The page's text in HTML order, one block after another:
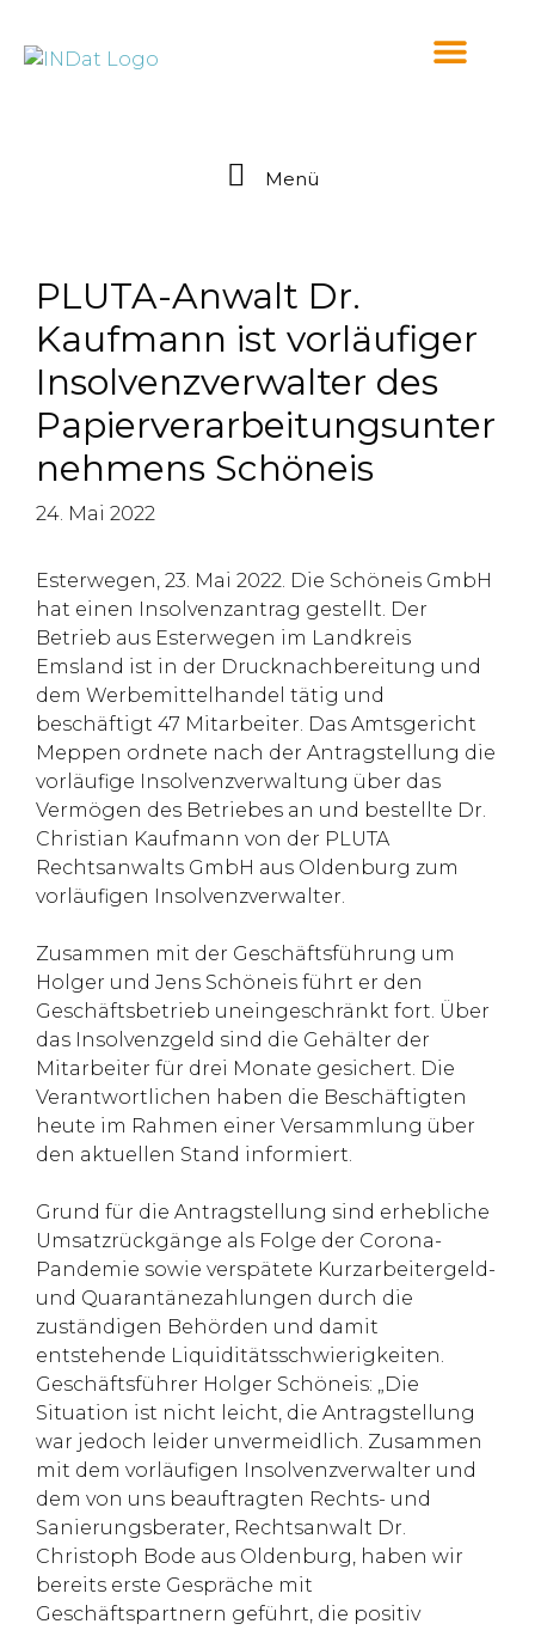
Menü
PLUTA-Anwalt Dr.
Kaufmann ist vorläufiger
Insolvenzverwalter des
Papierverarbeitungsunter
nehmens Schöneis
24. Mai 2022
Esterwegen, 23. Mai 2022. Die Schöneis GmbH
hat einen Insolvenzantrag gestellt. Der
Betrieb aus Esterwegen im Landkreis
Emsland ist in der Drucknachbereitung und
dem Werbemittelhandel tätig und
beschäftigt 47 Mitarbeiter. Das Amtsgericht
Meppen ordnete nach der Antragstellung die
vorläufige Insolvenzverwaltung über das
Vermögen des Betriebes an und bestellte Dr.
Christian Kaufmann von der PLUTA
Rechtsanwalts GmbH aus Oldenburg zum
vorläufigen Insolvenzverwalter.
Zusammen mit der Geschäftsführung um
Holger und Jens Schöneis führt er den
Geschäftsbetrieb uneingeschränkt fort. Über
das Insolvenzgeld sind die Gehälter der
Mitarbeiter für drei Monate gesichert. Die
Verantwortlichen haben die Beschäftigten
heute im Rahmen einer Versammlung über
den aktuellen Stand informiert.
Grund für die Antragstellung sind erhebliche
Umsatzrückgänge als Folge der Corona-
Pandemie sowie verspätete Kurzarbeitergeld-
und Quarantänezahlungen durch die
zuständigen Behörden und damit
entstehende Liquiditätsschwierigkeiten.
Geschäftsführer Holger Schöneis: „Die
Situation ist nicht leicht, die Antragstellung
war jedoch leider unvermeidlich. Zusammen
mit dem vorläufigen Insolvenzverwalter und
dem von uns beauftragten Rechts- und
Sanierungsberater, Rechtsanwalt Dr.
Christoph Bode aus Oldenburg, haben wir
bereits erste Gespräche mit
Geschäftspartnern geführt, die positiv